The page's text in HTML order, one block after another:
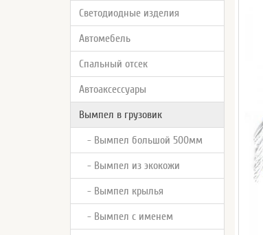
Светодиодные изделия
Автомебель
Спальный отсек
Автоаксессуары
Вымпел в грузовик
- Вымпел большой 500мм
- Вымпел из экокожи
- Вымпел крылья
- Вымпел с именем